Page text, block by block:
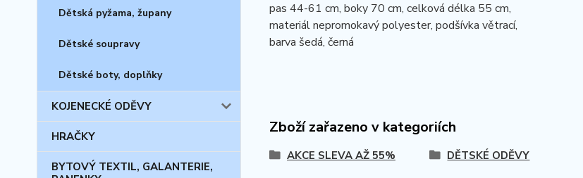
Dětská pyžama, župany
Dětské soupravy
Dětské boty, doplňky
KOJENECKÉ ODĚVY
HRAČKY
BYTOVÝ TEXTIL, GALANTERIE,
pas 44-61 cm, boky 70 cm, celková délka 55 cm,
materiál nepromokavý polyester, podšívka větrací,
barva šedá, černá
Zboží zařazeno v kategoriích
AKCE SLEVA AŽ 55% DĚTSKÉ ODĚVY